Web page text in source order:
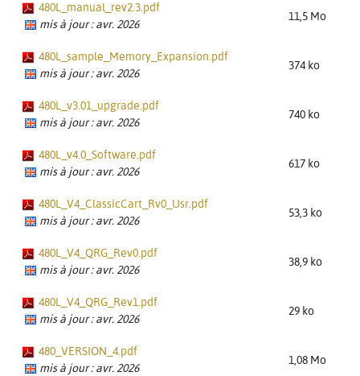
480L_manual_rev2.3.pdf
mis à jour : avr. 2026
11,5 Mo
480L_sample_Memory_Expansion.pdf
mis à jour : avr. 2026
374 ko
480L_v3.01_upgrade.pdf
mis à jour : avr. 2026
740 ko
480L_v4.0_Software.pdf
mis à jour : avr. 2026
617 ko
480L_V4_ClassicCart_Rv0_Usr.pdf
mis à jour : avr. 2026
53,3 ko
480L_V4_QRG_Rev0.pdf
mis à jour : avr. 2026
38,9 ko
480L_V4_QRG_Rev1.pdf
mis à jour : avr. 2026
29 ko
480_VERSION_4.pdf
mis à jour : avr. 2026
1,08 Mo